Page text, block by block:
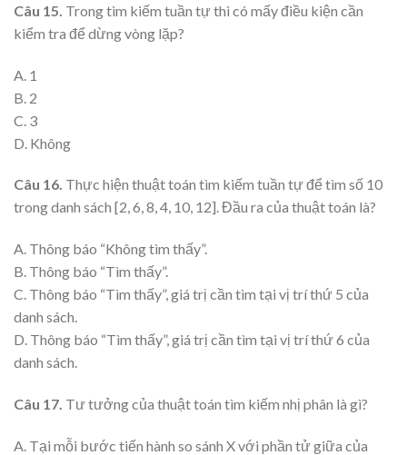
Câu 15. Trong tìm kiếm tuần tự thì có mấy điều kiện cần
kiểm tra để dừng vòng lặp?
A. 1
B. 2
C. 3
D. Không
Câu 16. Thực hiện thuật toán tìm kiếm tuần tự để tìm số 10
trong danh sách [2, 6, 8, 4, 10, 12]. Đầu ra của thuật toán là?
A. Thông báo “Không tìm thấy”.
B. Thông báo “Tìm thấy”.
C. Thông báo “Tìm thấy”, giá trị cần tìm tại vị trí thứ 5 của
danh sách.
D. Thông báo “Tìm thấy”, giá trị cần tìm tại vị trí thứ 6 của
danh sách.
Câu 17. Tư tưởng của thuật toán tìm kiếm nhị phân là gì?
A. Tại mỗi bước tiến hành so sánh X với phần tử giữa của